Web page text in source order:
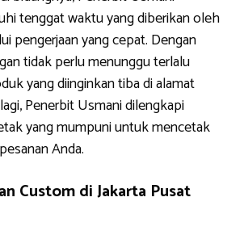
tenggat waktu yang diberikan oleh
pengerjaan yang cepat. Dengan
tidak perlu menunggu terlalu
yang diinginkan tiba di alamat
Penerbit Usmani dilengkapi
yang mumpuni untuk mencetak
Anda.
Custom di Jakarta Pusat